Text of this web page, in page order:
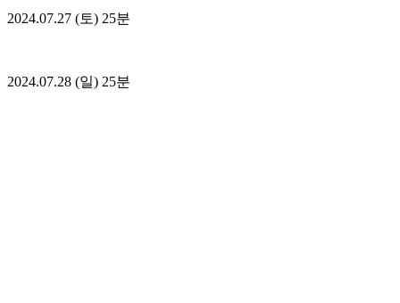
2024.07.27 (토) 25분
2024.07.28 (일) 25분